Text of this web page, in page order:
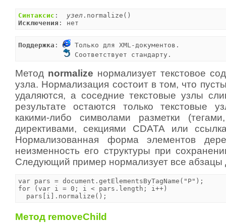
Синтаксис : узел
Исключения : нет
Поддержка :
Только для XML-документов.
Соответствует стандарту.
Метод normalize нормализует текстовое
узла. Нормализация состоит в том, что
удаляются, а соседние текстовые узлы
результате остаются только текстовые
какими-либо символами разметки
директивами, секциями CDATA или
Нормализованная форма элементов
неизменность его структуры при
Следующий пример нормализует все абзацы
var pars = document.getElementsByTagName("P");
for (var i = 0; i < pars.length; i++)
  pars[i].normalize();
Метод removeChild